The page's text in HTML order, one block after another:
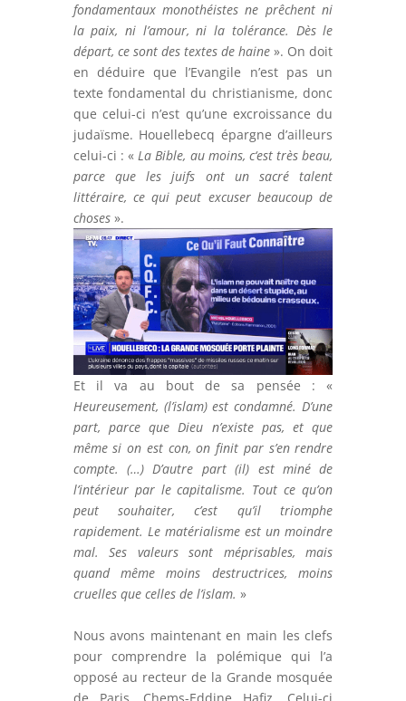
fondamentaux monothéistes ne prêchent ni
la paix, ni l’amour, ni la tolérance. Dès le
départ, ce sont des textes de haine ». On doit
en déduire que l’Evangile n’est pas un
texte fondamental du christianisme, donc
que celui-ci n’est qu’une excroissance du
judaïsme. Houellebecq épargne d’ailleurs
celui-ci : «La Bible, au moins, c‘est très beau,
parce que les juifs ont un sacré talent
littéraire, ce qui peut excuser beaucoup de
choses».
Et il va au bout de sa pensée : «
Heureusement, (l’islam) est condamné. D’une
part, parce que Dieu n’existe pas, et que
même si on est con, on finit par s’en rendre
compte. (…) D’autre part (il) est miné de
l’intérieur par le capitalisme. Tout ce qu’on
peut souhaiter, c’est qu’il triomphe
rapidement. Le matérialisme est un moindre
mal. Ses valeurs sont méprisables, mais
quand même moins destructrices, moins
cruelles que celles de l’islam. »
Nous avons maintenant en main les clefs
pour comprendre la polémique qui l’a
opposé au recteur de la Grande mosquée
de Paris, Chems-Eddine Hafiz. Celui-ci